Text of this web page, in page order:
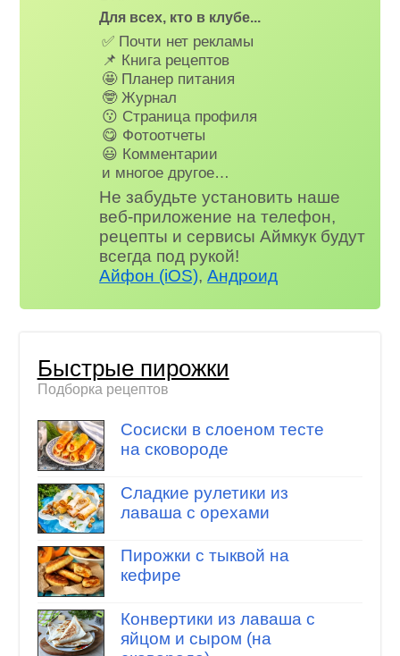
Для всех, кто в клубе...
✅ Почти нет рекламы
📌 Книга рецептов
🤩 Планер питания
🤓 Журнал
😗 Страница профиля
😋 Фотоотчеты
😃 Комментарии
и многое другое…
Не забудьте установить наше
веб-приложение на телефон,
рецепты и сервисы Аймкук будут
всегда под рукой!
Айфон (iOS),Андроид
Быстрые пирожки
Подборка рецептов
Сосиски в слоеном тесте
на сковороде
Сладкие рулетики из
лаваша с орехами
Пирожки с тыквой на
кефире
Конвертики из лаваша с
яйцом и сыром (на